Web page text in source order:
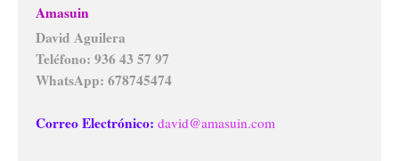
Amasuin
David Aguilera
Teléfono: 936 43 57 97
WhatsApp: 678745474
Correo Electrónico: david@amasuin.com